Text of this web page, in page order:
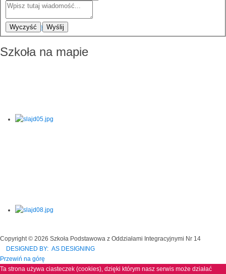
Wyczyść Wyślij
Szkoła na mapie
Copyright © 2026 Szkoła Podstawowa z Oddziałami Integracyjnymi Nr 14
DESIGNED BY: AS DESIGNING
Przewiń na górę
Ta strona używa ciasteczek (cookies), dzięki którym nasz serwis może działać